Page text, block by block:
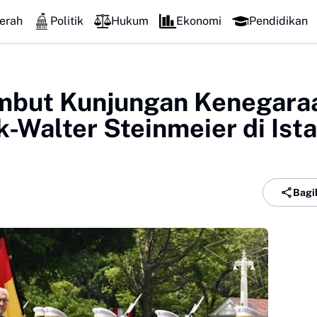
Politik Hukum Ekonomi Pendidikan
Kunjungan
Walter Steinmeier di